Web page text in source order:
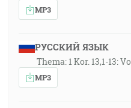
MP3
РУССКИЙ ЯЗЫК
Thema: 1 Kor. 13,1-13:
MP3